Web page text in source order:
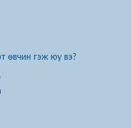
өвчин гэж юу вэ?